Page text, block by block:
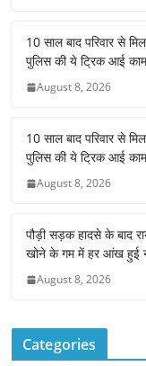
10 साल बाद परिवार से
पुलिस की ये ट्रिक आई काम
August 8, 2026
10 साल बाद परिवार से
पुलिस की ये ट्रिक आई काम
August 8, 2026
पौड़ी सड़क हादसे के बाद
खोने के गम में हर आंख हुई
August 8, 2026
Categories